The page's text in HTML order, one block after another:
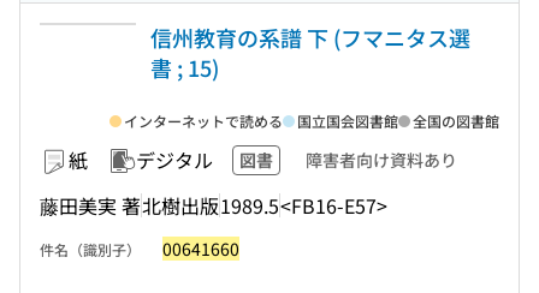
信州教育の系譜 下 (フマニタス選
書 ; 15)
紙 デジタル 図書 障害者向け資料あり
藤田美実 著北樹出版1989.5<FB16-E57>
インターネットで読める 国立国会図書館 全国の図書館
件名（識別子） 00641660